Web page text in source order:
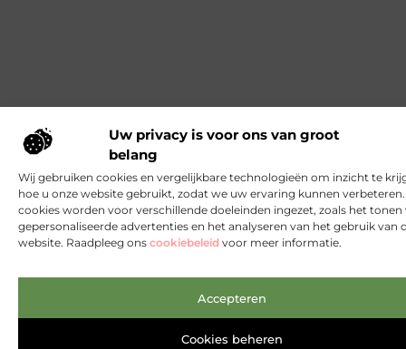
Uw privacy is voor ons van groot
belang
Wij gebruiken cookies en vergelijkbare technologieën om inzicht te
hoe u onze website gebruikt, zodat we uw ervaring kunnen verbeteren.
cookies worden voor verschillende doeleinden ingezet, zoals het tonen
gepersonaliseerde advertenties en het analyseren van het gebruik van
website. Raadpleeg ons cookiebeleid voor meer informatie.
Accepteren
Cookies beheren